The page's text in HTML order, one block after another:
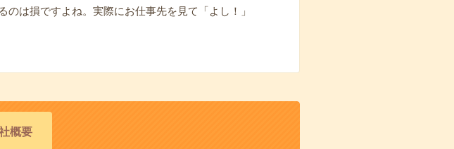
は損ですよね。実際にお仕事先を見て「よし！」
概要